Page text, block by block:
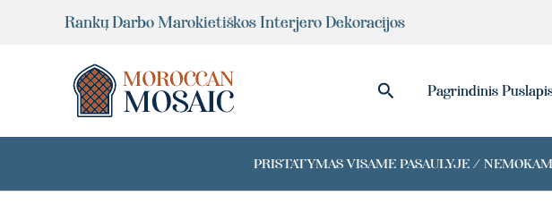
Rankų Darbo Marokietiškos Interjero Dekoracijos
PaieškaPagrindinis
PRISTATYMAS VISAME PASAULYJE /